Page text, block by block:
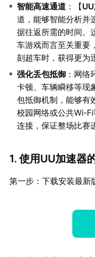
智能高速通道 ：【
道，能够智能分析并
据往返所需的时间。
车游戏而言至关重要
刻超车时，获得更为
强化丢包抵御 ：网
卡顿、车辆瞬移等现
包抵御机制，能够有
校园网络或公共Wi-
连接，保证整场比赛
1. 使用UU加速器
第一步：下载安装最新